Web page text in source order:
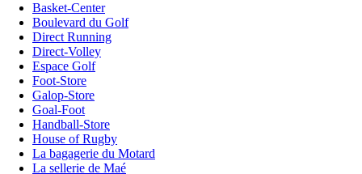
Basket-Center
Boulevard du Golf
Direct Running
Direct-Volley
Espace Golf
Foot-Store
Galop-Store
Goal-Foot
Handball-Store
House of Rugby
La bagagerie du Motard
La sellerie de Maé